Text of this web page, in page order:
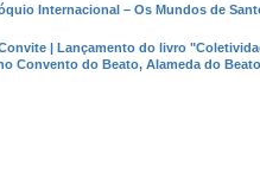
Internacional – Os Mundos de
| Lançamento do livro
Convento do Beato, Alameda do